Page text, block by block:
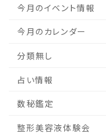
今月のイベント情報
今月のカレンダー
分類無し
占い情報
数秘鑑定
整形美容液体験会